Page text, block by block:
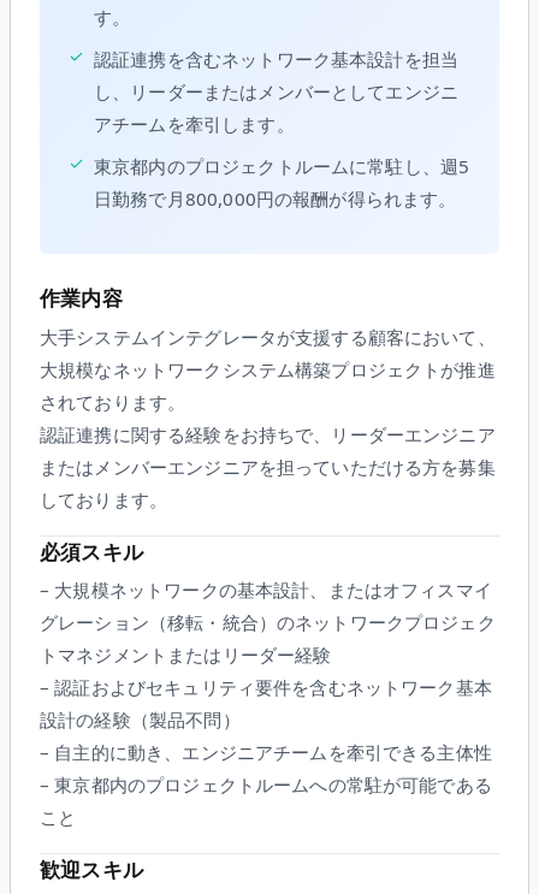
す。
✓ 認証連携を含むネットワーク基本設計を担当
し、リーダーまたはメンバーとしてエンジニ
アチームを牽引します。
✓ 東京都内のプロジェクトルームに常駐し、週5
日勤務で月800,000円の報酬が得られます。
作業内容
大手システムインテグレータが支援する顧客において、
大規模なネットワークシステム構築プロジェクトが推進
されております。
認証連携に関する経験をお持ちで、リーダーエンジニア
またはメンバーエンジニアを担っていただける方を募集
しております。
必須スキル
– 大規模ネットワークの基本設計、またはオフィスマイ
グレーション（移転・統合）のネットワークプロジェク
トマネジメントまたはリーダー経験
– 認証およびセキュリティ要件を含むネットワーク基本
設計の経験（製品不問）
– 自主的に動き、エンジニアチームを牽引できる主体性
– 東京都内のプロジェクトルームへの常駐が可能である
こと
歓迎スキル